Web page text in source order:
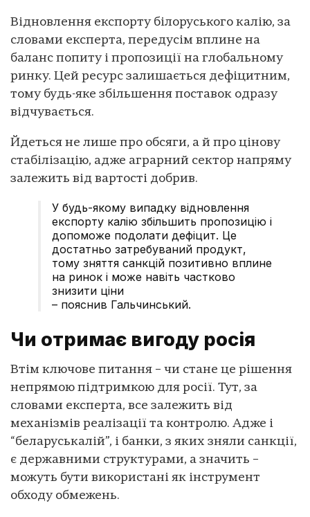
Відновлення експорту білоруського калію, за
словами експерта, передусім вплине на
баланс попиту і пропозиції на глобальному
ринку. Цей ресурс залишається дефіцитним,
тому будь-яке збільшення поставок одразу
відчувається.
Йдеться не лише про обсяги, а й про цінову
стабілізацію, адже аграрний сектор напряму
залежить від вартості добрив.
У будь-якому випадку відновлення
експорту калію збільшить пропозицію і
допоможе подолати дефіцит. Це
достатньо затребуваний продукт,
тому зняття санкцій позитивно вплине
на ринок і може навіть частково
знизити ціни
– пояснив Гальчинський.
Чи отримає вигоду росія
Втім ключове питання – чи стане це рішення
непрямою підтримкою для росії. Тут, за
словами експерта, все залежить від
механізмів реалізації та контролю. Адже і
“беларуськалій”, і банки, з яких зняли санкції,
є державними структурами, а значить –
можуть бути використані як інструмент
обходу обмежень.